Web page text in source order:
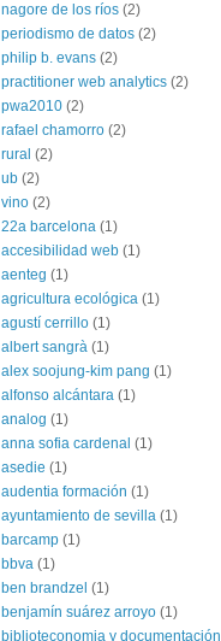
nagore de los ríos (2)
periodismo de datos (2)
philip b. evans (2)
practitioner web analytics (2)
pwa2010 (2)
rafael chamorro (2)
rural (2)
ub (2)
vino (2)
22a barcelona (1)
accesibilidad web (1)
aenteg (1)
agricultura ecológica (1)
agustí cerrillo (1)
albert sangrà (1)
alex soojung-kim pang (1)
alfonso alcántara (1)
analog (1)
anna sofia cardenal (1)
asedie (1)
audentia formación (1)
ayuntamiento de sevilla (1)
barcamp (1)
bbva (1)
ben brandzel (1)
benjamín suárez arroyo (1)
biblioteconomia y documentación